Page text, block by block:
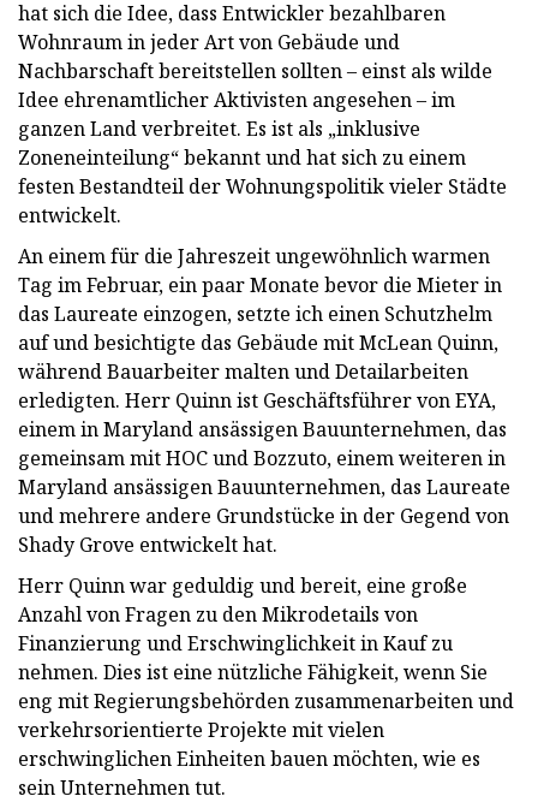
hat sich die Idee, dass Entwickler bezahlbaren
Wohnraum in jeder Art von Gebäude und
Nachbarschaft bereitstellen sollten – einst als wilde
Idee ehrenamtlicher Aktivisten angesehen – im
ganzen Land verbreitet. Es ist als „inklusive
Zoneneinteilung“ bekannt und hat sich zu einem
festen Bestandteil der Wohnungspolitik vieler Städte
entwickelt.
An einem für die Jahreszeit ungewöhnlich warmen
Tag im Februar, ein paar Monate bevor die Mieter in
das Laureate einzogen, setzte ich einen Schutzhelm
auf und besichtigte das Gebäude mit McLean Quinn,
während Bauarbeiter malten und Detailarbeiten
erledigten. Herr Quinn ist Geschäftsführer von EYA,
einem in Maryland ansässigen Bauunternehmen, das
gemeinsam mit HOC und Bozzuto, einem weiteren in
Maryland ansässigen Bauunternehmen, das Laureate
und mehrere andere Grundstücke in der Gegend von
Shady Grove entwickelt hat.
Herr Quinn war geduldig und bereit, eine große
Anzahl von Fragen zu den Mikrodetails von
Finanzierung und Erschwinglichkeit in Kauf zu
nehmen. Dies ist eine nützliche Fähigkeit, wenn Sie
eng mit Regierungsbehörden zusammenarbeiten und
verkehrsorientierte Projekte mit vielen
erschwinglichen Einheiten bauen möchten, wie es
sein Unternehmen tut.